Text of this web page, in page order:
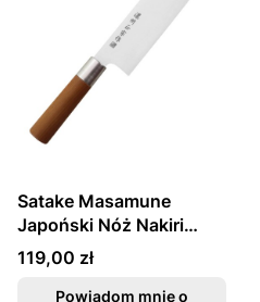
Satake Masamune
Japoński Nóż Nakiri
16cm
Cena
119,00 zł
Powiadom mnie o